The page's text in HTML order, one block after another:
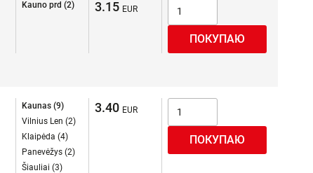
Kauno prd (2) 3.15
Kaunas (9)
Vilnius Len (2)
Klaipėda (4)
Panevėžys (2)
Šiauliai (3)
3.40